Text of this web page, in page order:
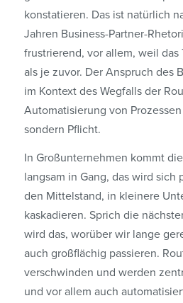
konstatieren. Das ist natürlich
Jahren Business-Partner-
frustrierend, vor allem, weil
als je zuvor. Der Anspruch des
im Kontext des Wegfalls der
Automatisierung von
sondern Pflicht.
In Großunternehmen kommt
langsam in Gang, das wird sich
den Mittelstand, in kleinere
kaskadieren. Sprich die
wird das, worüber wir lange
auch großflächig passieren.
verschwinden und werden
und vor allem auch